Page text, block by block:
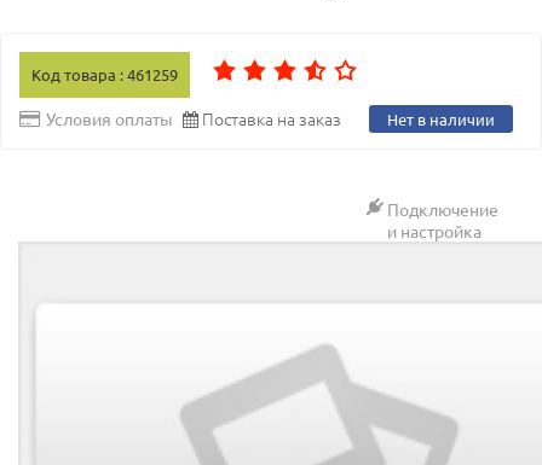
Код товара : 461259
Условия оплаты Поставка на заказ Нет в наличии
Подключение
и настройка